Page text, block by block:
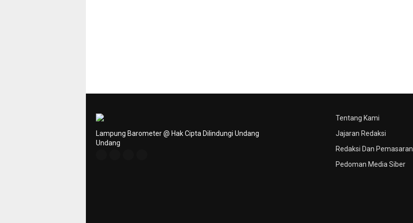
Tentang Kami
Jajaran Redaksi
Redaksi Dan Pemasaran
Pedoman Media Siber
Lampung Barometer @ Hak Cipta Dilindungi Undang
Undang